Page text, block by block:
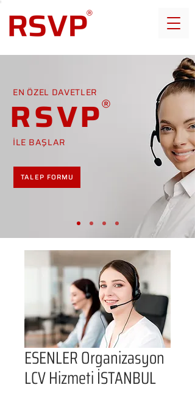
EN ÖZEL DAVETLER
RSVP
İLE BAŞLAR
TALEP FORMU
ESENLER Organizasyon
LCV Hizmeti İSTANBUL